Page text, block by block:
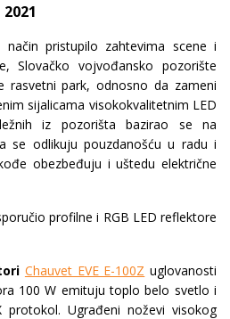
2021
pristupilo zahtevima scene i
Slovačko vojvođansko pozorište
rasvetni park, odnosno da zameni
sijalicama visokokvalitetnim LED
iz pozorišta bazirao se na
se odlikuju pouzdanošću u radu i
obezbeđuju i uštedu električne
profilne i RGB LED reflektore
Chauvet EVE E-100Z uglovanosti
100 W emituju toplo belo svetlo i
protokol. Ugrađeni noževi visokog